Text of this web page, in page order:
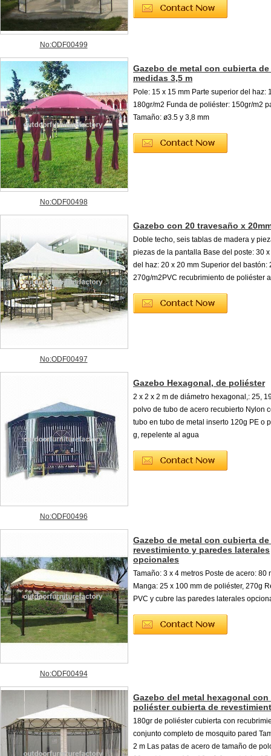
No:ODF00499
No:ODF00498
Gazebo de metal con cubierta
medidas 3,5 m
Pole: 15 x 15 mm Parte superior del haz:
180gr/m2 Funda de poliéster: 150gr/m2
Tamaño: ø3.5 y 3,8 mm
No:ODF00497
Gazebo con 20 travesaño x
Doble techo, seis tablas de madera y
piezas de la pantalla Base del poste: 30
del haz: 20 x 20 mm Superior del bastón:
270g/m2PVC recubrimiento de poliéster
No:ODF00496
Gazebo Hexagonal, de poliéster
2 x 2 x 2 m de diámetro hexagonal,: 25,
polvo de tubo de acero recubierto Nylon
tubo en tubo de metal inserto 120g PE o
g, repelente al agua
No:ODF00494
Gazebo de metal con cubierta de
revestimiento y paredes laterales
opcionales
Tamaño: 3 x 4 metros Poste de acero: 80
Manga: 25 x 100 mm de poliéster, 270g
PVC y cubre las paredes laterales
Gazebo del metal hexagonal con
poliéster cubierta de
180gr de poliéster cubierta con
conjunto completo de mosquito pared
2 m Las patas de acero de tamaño de